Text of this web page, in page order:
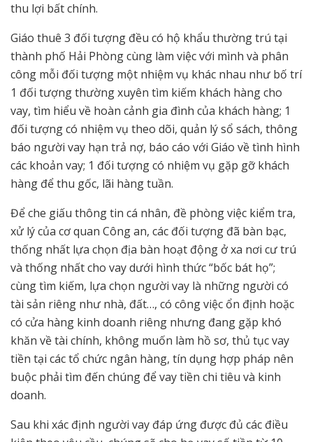
thu lợi bất chính.
Giáo thuê 3 đối tượng đều có hộ khẩu thường trú tại
thành phố Hải Phòng cùng làm việc với mình và phân
công mỗi đối tượng một nhiệm vụ khác nhau như bố trí
1 đối tượng thường xuyên tìm kiếm khách hàng cho
vay, tìm hiểu về hoàn cảnh gia đình của khách hàng; 1
đối tượng có nhiệm vụ theo dõi, quản lý sổ sách, thông
báo người vay hạn trả nợ, báo cáo với Giáo về tình hình
các khoản vay; 1 đối tượng có nhiệm vụ gặp gỡ khách
hàng để thu gốc, lãi hàng tuần.
Để che giấu thông tin cá nhân, đề phòng việc kiểm tra,
xử lý của cơ quan Công an, các đối tượng đã bàn bạc,
thống nhất lựa chọn địa bàn hoạt động ở xa nơi cư trú
và thống nhất cho vay dưới hình thức “bốc bát họ”;
cùng tìm kiếm, lựa chọn người vay là những người có
tài sản riêng như nhà, đất…, có công việc ổn định hoặc
có cửa hàng kinh doanh riêng nhưng đang gặp khó
khăn về tài chính, không muốn làm hồ sơ, thủ tục vay
tiền tại các tổ chức ngân hàng, tín dụng hợp pháp nên
buộc phải tìm đến chúng để vay tiền chi tiêu và kinh
doanh.
Sau khi xác định người vay đáp ứng được đủ các điều